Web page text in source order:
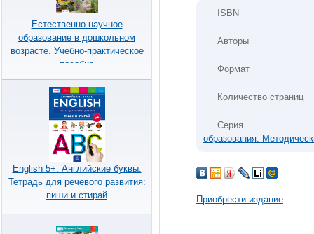
Естественно-научное
образование в дошкольном
возрасте. Учебно-практическое
пособие
English 5+. Английские буквы.
Тетрадь для речевого развития:
пиши и стирай
ISBN
Авторы
Формат
Количество страниц
Серия
образования.
Приобрести издание